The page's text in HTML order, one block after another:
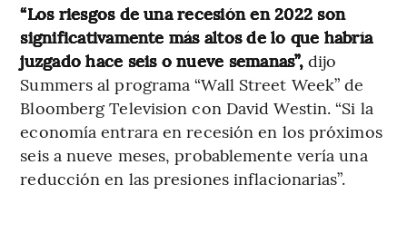
“Los riesgos de una recesión en 2022 son
significativamente más altos de lo que habría
juzgado hace seis o nueve semanas”,dijo
Summers al programa “Wall Street Week” de
Bloomberg Television con David Westin. “Si la
economía entrara en recesión en los próximos
seis a nueve meses, probablemente vería una
reducción en las presiones inflacionarias”.